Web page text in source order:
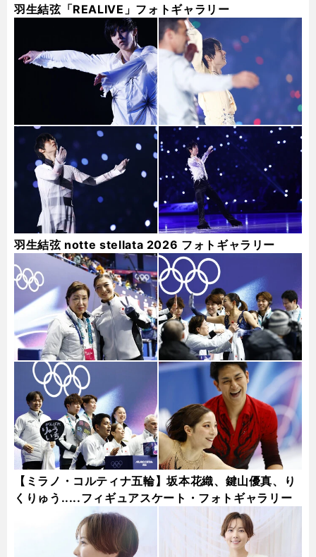
羽生結弦「REALIVE」フォトギャラリー
羽生結弦 notte stellata 2026 フォトギャラリー
【ミラノ・コルティナ五輪】坂本花織、鍵山優真、り
くりゅう.....フィギュアスケート・フォトギャラリー